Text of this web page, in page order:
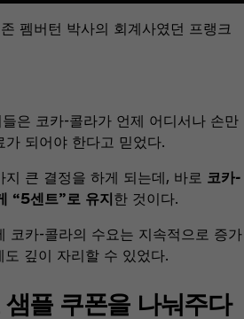
펨버턴 박사의 회계사였던 프랭크
은 코카-콜라가 언제 어디서나 손만
되어야 한다고 믿었다.
큰 결정을 하게 되는데, 바로 코카-
“5센트”로 유지한 것이다.
코카-콜라의 수요는 지속적으로 증가
깊이 자리할 수 있었다.
플 쿠폰을 나눠주다